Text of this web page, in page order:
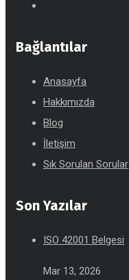
Bağlantılar
Anasayfa
Hakkımızda
Blog
İletişim
Sık Sorulan Sorular
Son Yazılar
ISO 42001 Belgesi
Mar 13, 2026